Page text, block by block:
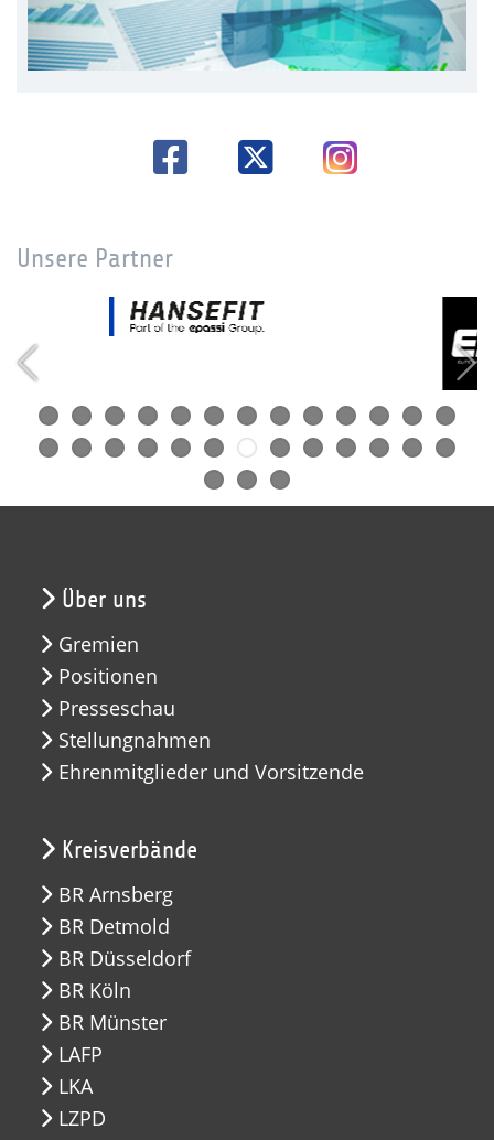
Unsere Partner
Über uns
Gremien
Positionen
Presseschau
Stellungnahmen
Ehrenmitglieder und Vorsitzende
Kreisverbände
BR Arnsberg
BR Detmold
BR Düsseldorf
BR Köln
BR Münster
LAFP
LKA
LZPD